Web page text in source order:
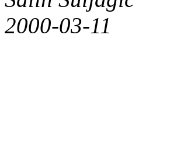
2000-03-11